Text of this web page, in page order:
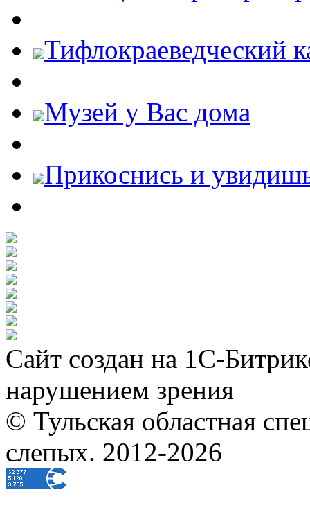
Тифлокраеведческий
Музей у Вас дома
Прикоснись и
Сайт создан на 1С-
нарушением зрения
© Тульская областная
слепых. 2012-2026